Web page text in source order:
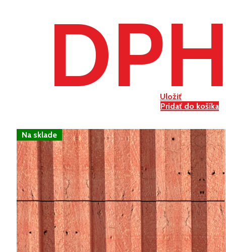
Uložiť
Pridať do košíka